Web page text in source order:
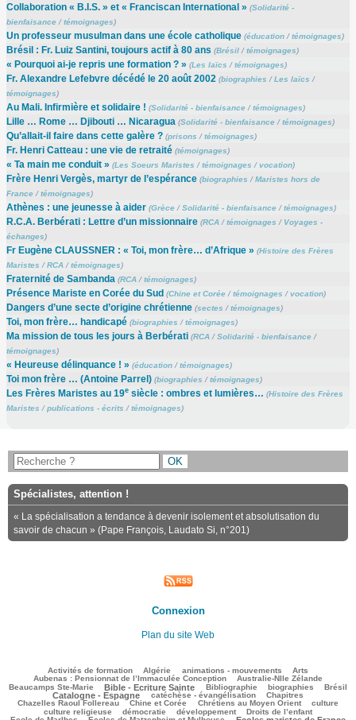
Collaboration « B.I.S. » et « Franciscan International » (Solidarité -
bienfaisance/témoignages)
Un professeur musulman dans une école catholique (éducation/témoignages)
Brésil : Fr. Luiz Santini, toujours actif à 80 ans (Brésil/témoignages)
« Pourquoi ai-je repris une formation ? » (Les laïcs /témoignages)
Fr. Alexandre Lefebvre décédé le 20 août 2002 (biographies /Les laïcs /
témoignages)
Au Mali. Infirmière et solidaire ! (Solidarité - bienfaisance/témoignages)
Lille … Rome … Djibouti … Nicaragua (Solidarité - bienfaisance/témoignages)
Qu’allait-il faire dans cette galère ? (prisons /témoignages)
Fr. Henri Catteau : une vie de retraité (témoignages)
« Ta main me conduit » (Les Soeurs Maristes /témoignages /vocation)
Frère Henri Vergès, martyr de l’espérance (biographies /Maristes hors de
France/témoignages)
Athènes : une jeunesse à aider (Grèce/Solidarité - bienfaisance/témoignages)
R.C.A. Berbérati : Lettre d’un missionnaire (RCA/témoignages / Voyages -
échanges)
Fr Eugène CLAUSSNER : « Toi, mon frère… d’Afrique » (Histoire des Frères
Maristes /RCA/témoignages)
Fraternité de Sambanda (RCA/témoignages)
Présence Mariste en Corée du Sud (Chine et Corée/témoignages /vocation)
Dangers d’une secte d’origine chrétienne (sectes /témoignages)
Toi, mon frère… handicapé (biographies /témoignages)
Ma mission de tous les jours à Berbérati (RCA/Solidarité - bienfaisance/
témoignages)
« Heureuse délinquance ! » (éducation/témoignages)
Toi mon frère … (Antoine Parrel) (biographies /témoignages)
Les Frères Maristes au 19esiècle : ombres et lumières… (Histoire des Frères
Maristes /publications - écrits /témoignages)
Spécialistes, attention !
« La spécialisation a tendance à devenir isolement et absolutisation du
savoir de chacun » (Pape François, Laudato Si, n°201)
Connexion
Plan du site Web
Activités de formation Algérie animations - mouvements Arts
Aubenas : Pensionnat de l’Immaculée Conception
45/2786 Australie-Nlle Zélande
76/2786
Beaucamps Ste-Marie
610/2786 Bible - Ecriture Sainte
63/2786 Bibliographie
487/2786 biographies
98/2786 Brésil
880/2786
Catalogne - Espagne catéchèse - évangélisation Chapitres
Chazelles Raoul Follereau
93/2786 Chine et Corée
278/2786 Chrétiens au Moyen Orient
359/2786 culture
31/2786
culture religieuse
démocratie développement Droits de l’enfant